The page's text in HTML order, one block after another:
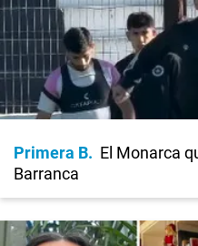
Primera B
El Monarca
Barranca